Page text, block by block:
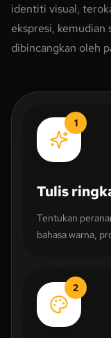
identiti visual,
ekspresi, kemudian
dibincangkan oleh
1
Tulis
Tentukan
bahasa warna,
2